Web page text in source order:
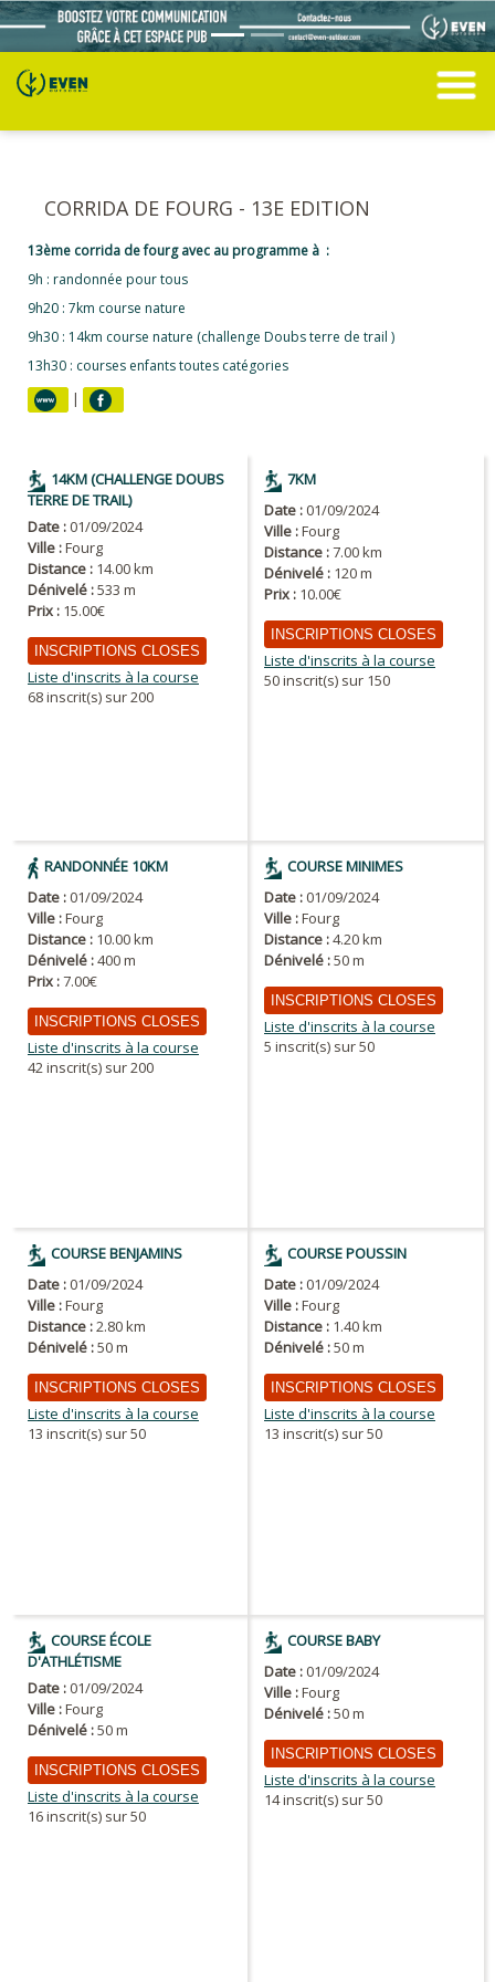
CORRIDA DE FOURG - 13E EDITION
13ème corrida de fourg avec au programme à :
9h : randonnée pour tous
9h20 : 7km course nature
9h30 : 14km course nature (challenge Doubs terre de trail )
13h30 : courses enfants toutes catégories
|
14KM (CHALLENGE DOUBS
TERRE DE TRAIL)
Date :01/09/2024
Ville :Fourg
Distance : 14.00 km
Dénivelé :533 m
Prix : 15.00€
INSCRIPTIONS CLOSES
Liste d'inscrits à la course
68 inscrit(s) sur 200
7KM
Date :01/09/2024
Ville :Fourg
Distance :7.00 km
Dénivelé : 120 m
Prix : 10.00€
INSCRIPTIONS CLOSES
Liste d'inscrits à la course
50 inscrit(s) sur 150
RANDONNÉE 10KM
Date :01/09/2024
Ville :Fourg
Distance : 10.00 km
Dénivelé :400 m
Prix :7.00€
INSCRIPTIONS CLOSES
Liste d'inscrits à la course
42 inscrit(s) sur 200
COURSE MINIMES
Date :01/09/2024
Ville :Fourg
Distance :4.20 km
Dénivelé :50 m
INSCRIPTIONS CLOSES
Liste d'inscrits à la course
5 inscrit(s) sur 50
COURSE BENJAMINS
Date :01/09/2024
Ville :Fourg
Distance :2.80 km
Dénivelé :50 m
INSCRIPTIONS CLOSES
Liste d'inscrits à la course
13 inscrit(s) sur 50
COURSE POUSSIN
Date :01/09/2024
Ville :Fourg
Distance : 1.40 km
Dénivelé :50 m
INSCRIPTIONS CLOSES
Liste d'inscrits à la course
13 inscrit(s) sur 50
COURSE ÉCOLE
D'ATHLÉTISME
Date :01/09/2024
Ville :Fourg
Dénivelé :50 m
INSCRIPTIONS CLOSES
Liste d'inscrits à la course
16 inscrit(s) sur 50
COURSE BABY
Date :01/09/2024
Ville :Fourg
Dénivelé :50 m
INSCRIPTIONS CLOSES
Liste d'inscrits à la course
14 inscrit(s) sur 50